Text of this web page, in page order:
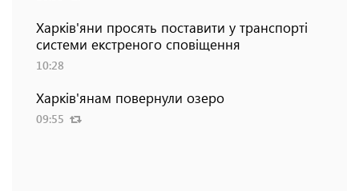
Харків'яни просять поставити у транспорті
системи екстреного сповіщення
10:28
Харків'янам повернули озеро
09:55